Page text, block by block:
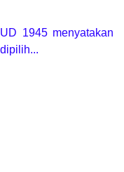
1945 menyatakan